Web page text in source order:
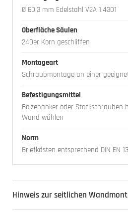
Ø 60,3 mm Edelstahl V2A 1.4301
Oberfläche Säulen
240er Korn geschliffen
Montageart
Schraubmontage an einer
Befestigungsmittel
Bolzenanker oder Stockschrauben
Wand wählen
Norm
Briefkästen entsprechend DIN EN
Hinweis zur seitlichen